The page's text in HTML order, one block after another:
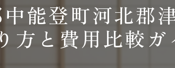
能登町河北郡
方と費用比較ガ